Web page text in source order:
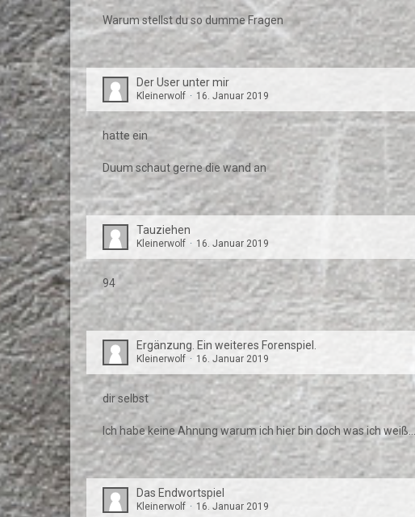
Warum stellst du so dumme Fragen
Der User unter mir
Kleinerwolf 16. Januar 2019
hatte ein
Duum schaut gerne die wand an
Tauziehen
Kleinerwolf 16. Januar 2019
94
Ergänzung. Ein weiteres Forenspiel.
Kleinerwolf 16. Januar 2019
dir selbst
Ich habe keine Ahnung warum ich hier bin doch was ich weiß...
Das Endwortspiel
Kleinerwolf 16. Januar 2019